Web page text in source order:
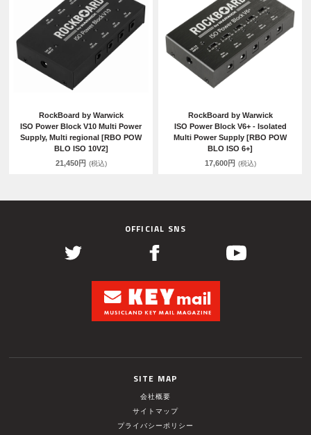
RockBoard by Warwick
ISO Power Block V10 Multi Power
Supply, Multi regional [RBO POW
BLO ISO 10V2]
21,450円 (税込)
RockBoard by Warwick
ISO Power Block V6+ - Isolated
Multi Power Supply [RBO POW
BLO ISO 6+]
17,600円 (税込)
OFFICIAL SNS
SITE MAP
会社概要
サイトマップ
プライバシーポリシー